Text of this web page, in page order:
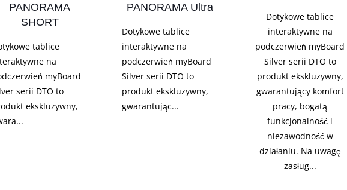
PANORAMA
SHORT
tablice
na
myBoard
serii DTO to
ekskluzywny,
PANORAMA Ultra
Dotykowe tablice
interaktywne na
podczerwień myBoard
Silver serii DTO to
produkt ekskluzywny,
gwarantując...
Dotykowe tablice
interaktywne na
podczerwień myBoard
Silver serii DTO to
produkt ekskluzywny,
gwarantujący komfort
pracy, bogatą
funkcjonalność i
niezawodność w
działaniu. Na uwagę
zasług...